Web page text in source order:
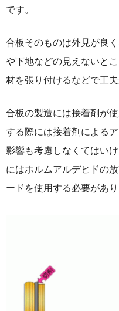
です。
合板そのものは外見が良
や下地などの見えないと
材を張り付けるなどで工夫
合板の製造には接着剤が
する際には接着剤による
影響も考慮しなくてはい
にはホルムアルデヒド
ードを使用する必要があり